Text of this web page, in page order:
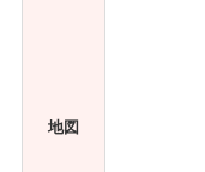
地図